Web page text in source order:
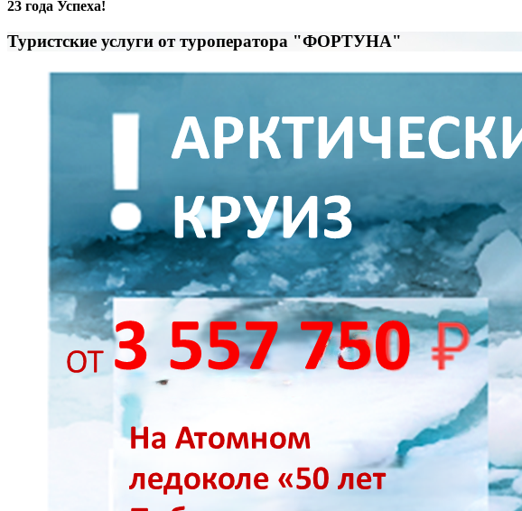
23 года Успеха!
Туристские услуги от туроператора "ФОРТУНА"